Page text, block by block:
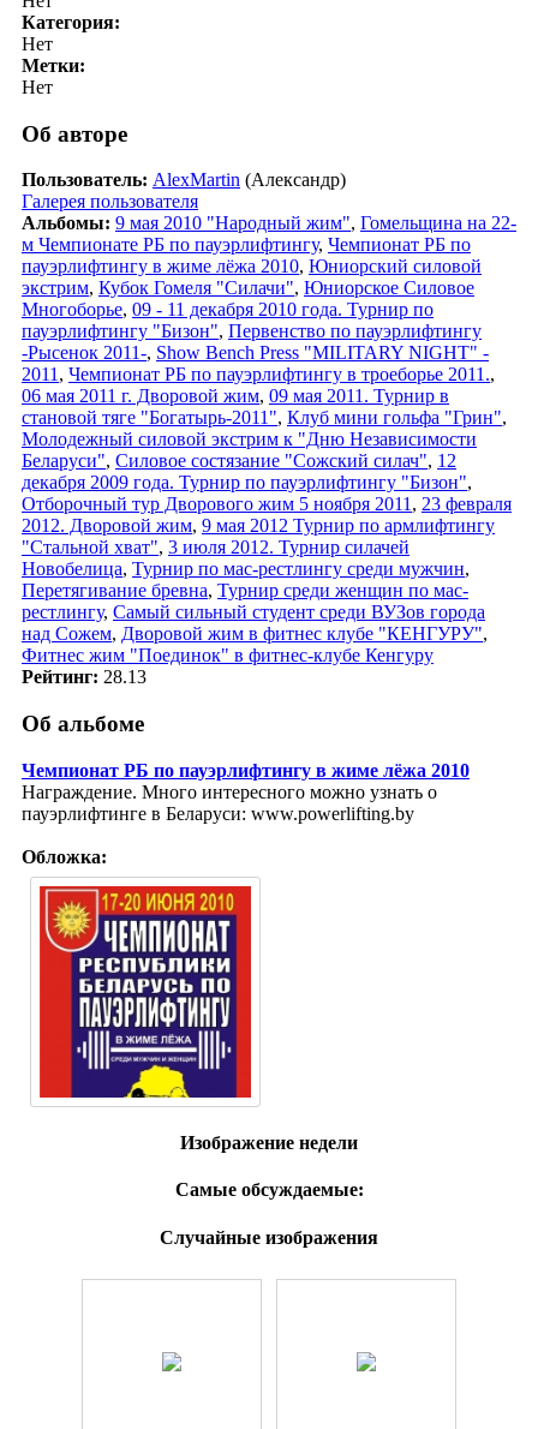
Категория:
Нет
Метки:
Нет
Об авторе
Пользователь: AlexMartin (Александр)
Галерея пользователя
Альбомы: 9 мая 2010 "Народный жим", Гомельщина на 22-
м Чемпионате РБ по пауэрлифтингу, Чемпионат РБ по
пауэрлифтингу в жиме лёжа 2010, Юниорский силовой
экстрим, Кубок Гомеля "Силачи", Юниорское Силовое
Многоборье, 09 - 11 декабря 2010 года. Турнир по
пауэрлифтингу "Бизон", Первенство по пауэрлифтингу
-Рысенок 2011-, Show Bench Press "MILITARY NIGHT" -
2011 , Чемпионат РБ по пауэрлифтингу в троеборье 2011.,
06 мая 2011 г. Дворовой жим, 09 мая 2011. Турнир в
становой тяге "Богатырь-2011", Клуб мини гольфа "Грин",
Молодежный силовой экстрим к "Дню Независимости
Беларуси", Силовое состязание "Сожский силач", 12
декабря 2009 года. Турнир по пауэрлифтингу "Бизон",
Отборочный тур Дворового жим 5 ноября 2011 , 23 февраля
2012. Дворовой жим, 9 мая 2012 Турнир по армлифтингу
"Стальной хват", 3 июля 2012. Турнир силачей
Новобелица, Турнир по мас-рестлингу среди мужчин,
Перетягивание бревна, Турнир среди женщин по мас-
рестлингу, Самый сильный студент среди ВУЗов города
над Сожем, Дворовой жим в фитнес клубе "КЕНГУРУ",
Фитнес жим "Поединок" в фитнес-клубе Кенгуру
Рейтинг: 28.13
Об альбоме
Чемпионат РБ по пауэрлифтингу в жиме лёжа 2010
Награждение. Много интересного можно узнать о
пауэрлифтинге в Беларуси: www.powerlifting.by
Обложка:
Изображение недели
Самые обсуждаемые:
Случайные изображения